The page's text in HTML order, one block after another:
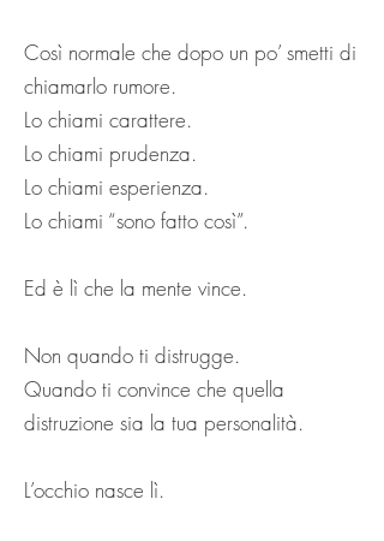
Così normale che dopo un po’ smetti di
chiamarlo rumore.
Lo chiami carattere.
Lo chiami prudenza.
Lo chiami esperienza.
Lo chiami “sono fatto così”.
Ed è lì che la mente vince.
Non quando ti distrugge.
Quando ti convince che quella
distruzione sia la tua personalità.
L’occhio nasce lì.